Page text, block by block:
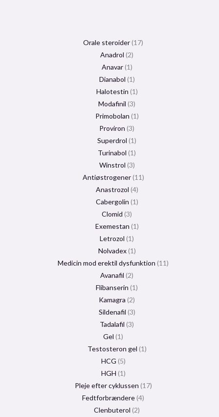
Orale steroider 17
Anadrol 2
Anavar 1
Dianabol 1
Halotestin 1
Modafinil 3
Primobolan 1
Proviron 3
Superdrol 1
Turinabol 1
Winstrol 3
Antiøstrogener 11
Anastrozol 4
Cabergolin 1
Clomid 3
Exemestan 1
Letrozol 1
Nolvadex 1
Medicin mod erektil dysfunktion 11
Avanafil 2
Flibanserin 1
Kamagra 2
Sildenafil 3
Tadalafil 3
Gel 1
Testosteron gel 1
HCG 5
HGH 1
Pleje efter cyklussen 17
Fedtforbrændere 4
Clenbuterol 2